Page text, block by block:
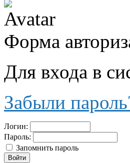
Форма
Для входа в
Забыли
Логин:
Пароль:
Запомнить пароль